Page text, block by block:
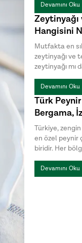
Bölgesi'nde
sabun, doğal
dikkat çekiyor.
ya da Antep
sabunu,
hem de saç
sabunlar
Devamını Oku
Hangisini
Mutfakta en
zeytinyağı ve
zeytinyağı mı
bu sorunun tek
yemeğin türü,
yöntemi, hangi
belirler.
Devamını Oku
Türk
Bergama,
Peynirleri
Türkiye,
en özel peynir
biridir. Her
geleneği,
kazandırır.
Mihaliç peyniri,
Devamını Oku